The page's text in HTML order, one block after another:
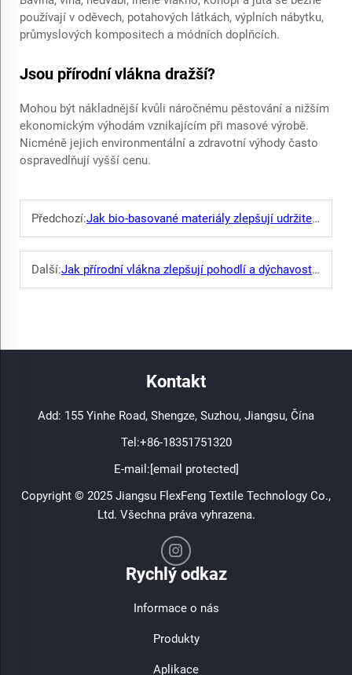
používají v oděvech, potahových látkách, výplních nábytku,
průmyslových kompositech a módních doplňcích.
Jsou přírodní vlákna dražší?
Mohou být nákladnější kvůli náročnému pěstování a nižším
ekonomickým výhodám vznikajícím při masové výrobě.
Nicméně jejich environmentální a zdravotní výhody často
ospravedlňují vyšší cenu.
Předchozí:Jak bio-basované materiály zlepšují udržitelnost textilií?
Další:Jak přírodní vlákna zlepšují pohodlí a dýchavost látek?
Kontakt
Add: 155 Yinhe Road, Shengze, Suzhou, Jiangsu, Čína
Tel:+86-18351751320
E-mail:[email protected]
Copyright © 2025 Jiangsu FlexFeng Textile Technology Co.,
Ltd. Všechna práva vyhrazena.
Rychlý odkaz
Informace o nás
Produkty
Aplikace